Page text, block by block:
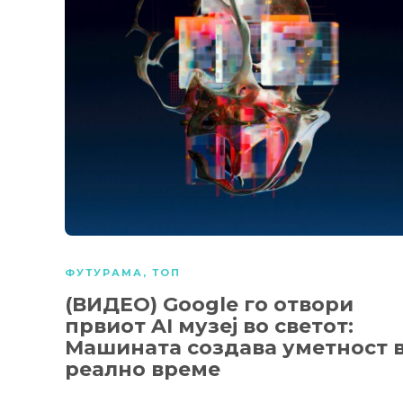
ФУТУРАМА , ТОП
(ВИДЕО) Google го отвори
првиот AI музеј во светот:
Машината создава уметност
реално време